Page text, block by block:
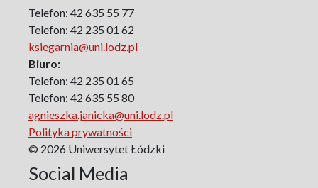
Politology
Poland and Central and Eastern Europe in the 20th
Century
Polish Film Culture
Law
The Polish People's Republic. Biographies
Existence and Literature Project
The Psychology of Everything
Research on Science & Natural Philosophy
Romanistyka dla Teatru
Telefon: 42 635 55 77
Telefon: 42 235 01 62
ksiegarnia@uni.lodz.pl
Biuro:
Telefon: 42 235 01 65
Telefon: 42 635 55 80
agnieszka.janicka@uni.lodz.pl
Polityka prywatności
© 2026 Uniwersytet Łódzki
Social Media